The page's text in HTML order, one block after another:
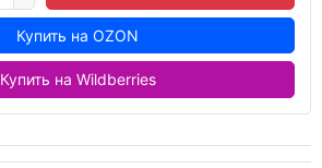
Купить на OZON
Купить на Wildberries